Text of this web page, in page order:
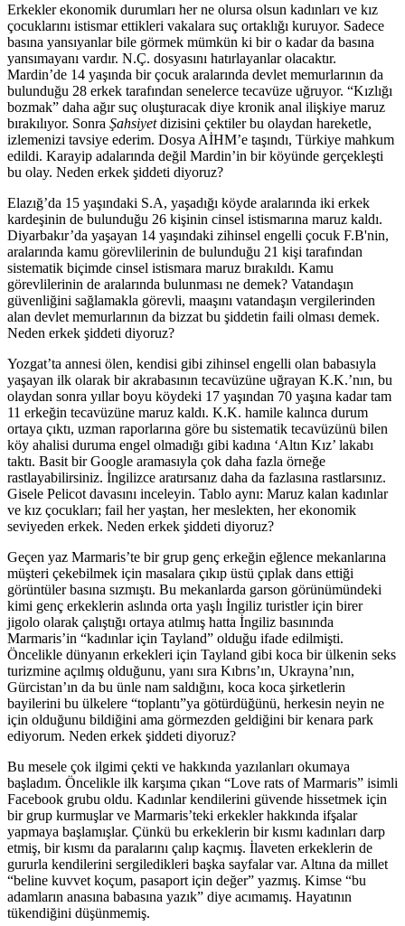
Erkekler ekonomik durumları her ne olursa olsun kadınları ve kız
çocuklarını istismar ettikleri vakalara suç ortaklığı kuruyor. Sadece
basına yansıyanlar bile görmek mümkün ki bir o kadar da basına
yansımayanı vardır. N.Ç. dosyasını hatırlayanlar olacaktır.
Mardin’de 14 yaşında bir çocuk aralarında devlet memurlarının da
bulunduğu 28 erkek tarafından senelerce tecavüze uğruyor. “Kızlığı
bozmak” daha ağır suç oluşturacak diye kronik anal ilişkiye maruz
bırakılıyor. Sonra Şahsiyetdizisini çektiler bu olaydan hareketle,
izlemenizi tavsiye ederim. Dosya AİHM’e taşındı, Türkiye mahkum
edildi. Karayip adalarında değil Mardin’in bir köyünde gerçekleşti
bu olay. Neden erkek şiddeti diyoruz?
Elazığ’da 15 yaşındaki S.A, yaşadığı köyde aralarında iki erkek
kardeşinin de bulunduğu 26 kişinin cinsel istismarına maruz kaldı.
Diyarbakır’da yaşayan 14 yaşındaki zihinsel engelli çocuk F.B'nin,
aralarında kamu görevlilerinin de bulunduğu 21 kişi tarafından
sistematik biçimde cinsel istismara maruz bırakıldı. Kamu
görevlilerinin de aralarında bulunması ne demek? Vatandaşın
güvenliğini sağlamakla görevli, maaşını vatandaşın vergilerinden
alan devlet memurlarının da bizzat bu şiddetin faili olması demek.
Neden erkek şiddeti diyoruz?
Yozgat’ta annesi ölen, kendisi gibi zihinsel engelli olan babasıyla
yaşayan ilk olarak bir akrabasının tecavüzüne uğrayan K.K.’nın, bu
olaydan sonra yıllar boyu köydeki 17 yaşından 70 yaşına kadar tam
11 erkeğin tecavüzüne maruz kaldı. K.K. hamile kalınca durum
ortaya çıktı, uzman raporlarına göre bu sistematik tecavüzünü bilen
köy ahalisi duruma engel olmadığı gibi kadına ‘Altın Kız’ lakabı
taktı. Basit bir Google aramasıyla çok daha fazla örneğe
rastlayabilirsiniz. İngilizce aratırsanız daha da fazlasına rastlarsınız.
Gisele Pelicot davasını inceleyin. Tablo aynı: Maruz kalan kadınlar
ve kız çocukları; fail her yaştan, her meslekten, her ekonomik
seviyeden erkek. Neden erkek şiddeti diyoruz?
Geçen yaz Marmaris’te bir grup genç erkeğin eğlence mekanlarına
müşteri çekebilmek için masalara çıkıp üstü çıplak dans ettiği
görüntüler basına sızmıştı. Bu mekanlarda garson görünümündeki
kimi genç erkeklerin aslında orta yaşlı İngiliz turistler için birer
jigolo olarak çalıştığı ortaya atılmış hatta İngiliz basınında
Marmaris’in “kadınlar için Tayland” olduğu ifade edilmişti.
Öncelikle dünyanın erkekleri için Tayland gibi koca bir ülkenin seks
turizmine açılmış olduğunu, yanı sıra Kıbrıs’ın, Ukrayna’nın,
Gürcistan’ın da bu ünle nam saldığını, koca koca şirketlerin
bayilerini bu ülkelere “toplantı”ya götürdüğünü, herkesin neyin ne
için olduğunu bildiğini ama görmezden geldiğini bir kenara park
ediyorum. Neden erkek şiddeti diyoruz?
Bu mesele çok ilgimi çekti ve hakkında yazılanları okumaya
başladım. Öncelikle ilk karşıma çıkan “Love rats of Marmaris” isimli
Facebook grubu oldu. Kadınlar kendilerini güvende hissetmek için
bir grup kurmuşlar ve Marmaris’teki erkekler hakkında ifşalar
yapmaya başlamışlar. Çünkü bu erkeklerin bir kısmı kadınları darp
etmiş, bir kısmı da paralarını çalıp kaçmış. İlaveten erkeklerin de
gururla kendilerini sergiledikleri başka sayfalar var. Altına da millet
“beline kuvvet koçum, pasaport için değer” yazmış. Kimse “bu
adamların anasına babasına yazık” diye acımamış. Hayatının
tükendiğini düşünmemiş.